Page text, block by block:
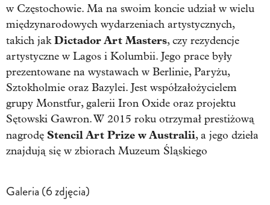
w Częstochowie. Ma na swoim koncie udział w wielu
międzynarodowych wydarzeniach artystycznych,
takich jakDictador Art Masters, czy rezydencje
artystyczne w Lagos i Kolumbii. Jego prace były
prezentowane na wystawach w Berlinie, Paryżu,
Sztokholmie oraz Bazylei. Jest współzałożycielem
grupy Monstfur, galerii Iron Oxide oraz projektu
Sętowski Gawron. W 2015 roku otrzymał prestiżową
nagrodę Stencil Art Prize w Australii, a jego dzieła
znajdują się w zbiorach Muzeum Śląskiego
Galeria (6 zdjęcia)